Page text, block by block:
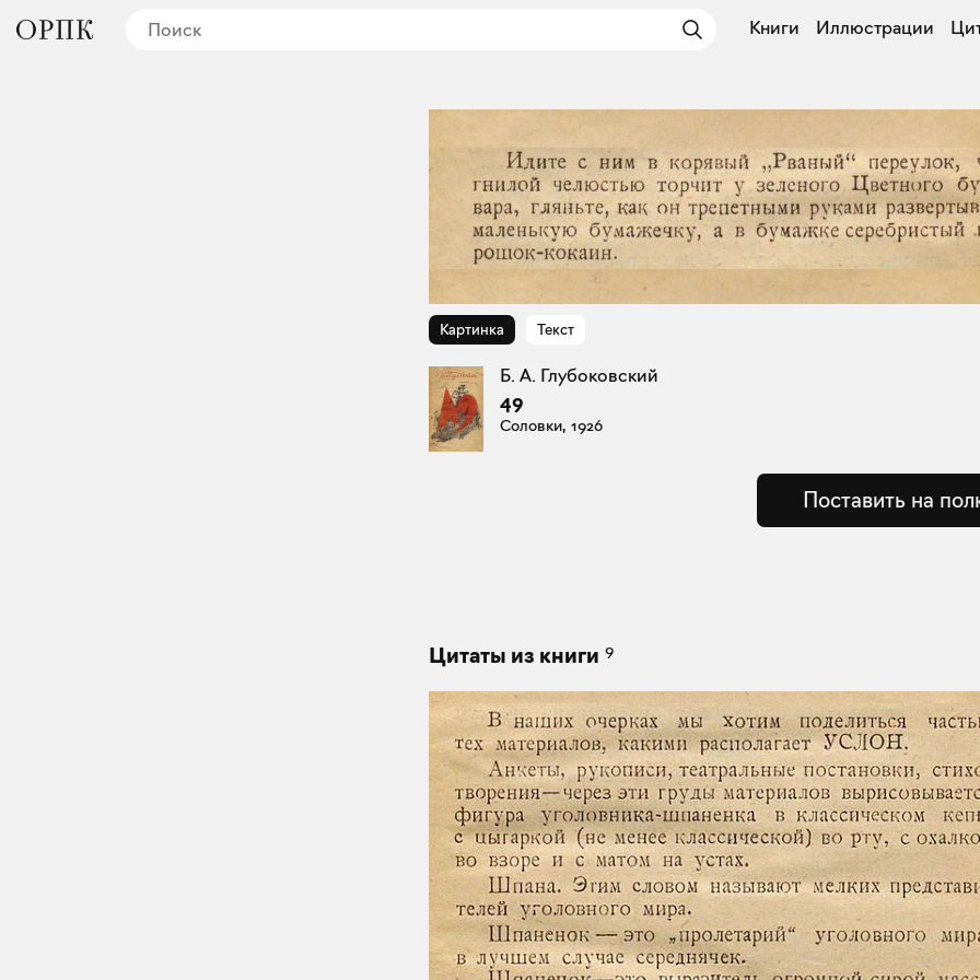
Книги Иллюстрации
Картинка Текст
Б. А. Глубоковский
49
Соловки, 1926
Поставить на
Цитаты из книги 9